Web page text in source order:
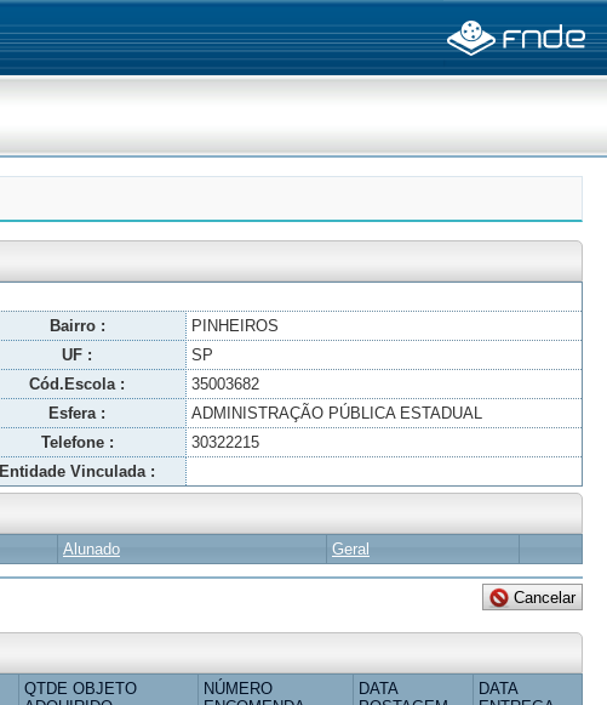
Bairro :
PINHEIROS
UF :
SP
Cód.Escola :
35003682
Esfera :
ADMINISTRAÇÃO PÚBLICA ESTADUAL
Telefone :
30322215
Entidade Vinculada :
Alunado Geral
QTDE OBJETO
NÚMERO
DATA
DATA